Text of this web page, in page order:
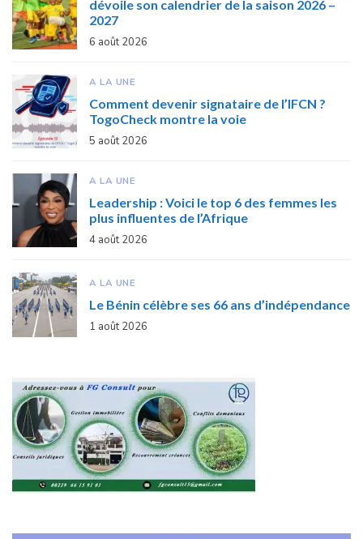
dévoile son calendrier de la saison 2026 –
2027
6 août 2026
A LA UNE
Comment devenir signataire de l’IFCN ?
TogoCheck montre la voie
5 août 2026
A LA UNE
Leadership : Voici le top 6 des femmes les
plus influentes de l’Afrique
4 août 2026
A LA UNE
Le Bénin célèbre ses 66 ans d’indépendance
1 août 2026